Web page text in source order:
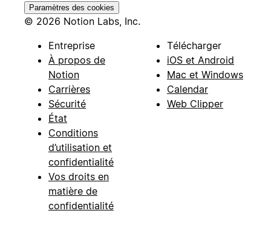
Paramètres des cookies
© 2026 Notion Labs, Inc.
Entreprise
À propos de
Notion
Carrières
Sécurité
État
Conditions
d’utilisation et
confidentialité
Vos droits en
matière de
confidentialité
Télécharger
iOS et Android
Mac et Windows
Calendar
Web Clipper